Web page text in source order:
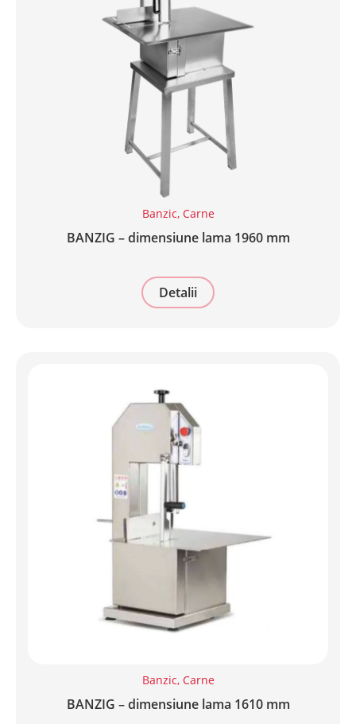
Banzic, Carne
BANZIG – dimensiune lama 1960 mm
Detalii
Banzic, Carne
BANZIG – dimensiune lama 1610 mm